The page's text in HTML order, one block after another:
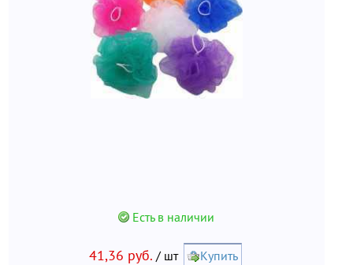
Есть в наличии
41,36 руб. / шт Купить